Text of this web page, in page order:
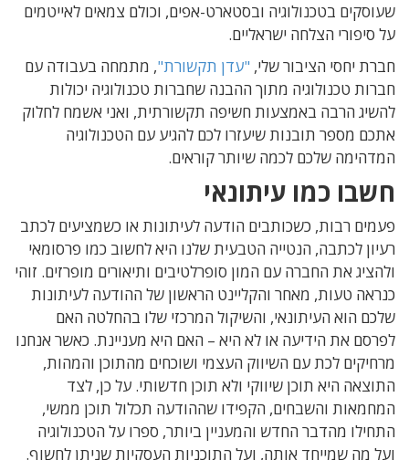
שעוסקים בטכנולוגיה ובסטארט-אפים, וכולם צמאים לאייטמים
על סיפורי הצלחה ישראליים.
חברת יחסי הציבור שלי, "עדן תקשורת", מתמחה בעבודה עם
חברות טכנולוגיה מתוך ההבנה שחברות טכנולוגיה יכולות
להשיג הרבה באמצעות חשיפה תקשורתית, ואני אשמח לחלוק
אתכם מספר תובנות שיעזרו לכם להגיע עם הטכנולוגיה
המדהימה שלכם לכמה שיותר קוראים.
חשבו כמו עיתונאי
פעמים רבות, כשכותבים הודעה לעיתונות או כשמציעים לכתב
רעיון לכתבה, הנטייה הטבעית שלנו היא לחשוב כמו פרסומאי
ולהציג את החברה עם המון סופרלטיבים ותיאורים מופרזים. זוהי
כנראה טעות, מאחר והקליינט הראשון של ההודעה לעיתונות
שלכם הוא העיתונאי, והשיקול המרכזי שלו בהחלטה האם
לפרסם את הידיעה או לא היא – האם היא מעניינת. כאשר אנחנו
מרחיקים לכת עם השיווק העצמי ושוכחים מהתוכן והמהות,
התוצאה היא תוכן שיווקי ולא תוכן חדשותי. על כן, לצד
המחמאות והשבחים, הקפידו שההודעה תכלול תוכן ממשי,
התחילו מהדבר החדש והמעניין ביותר, ספרו על הטכנולוגיה
ועל מה שמייחד אותה, ועל התוכניות העסקיות שניתן לחשוף.